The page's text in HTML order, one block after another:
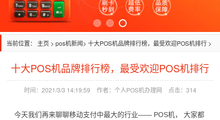
当前位置： 主页 > pos机新闻> 十大POS机品牌排行榜，最受欢迎POS机排行 >
十大POS机品牌排行榜，最受欢迎POS机排行
时间：2021/3/3 14:19:59 作者：个人POS机办理网 点击： 314
今天我们再来聊聊移动支付中最大的行业—— POS机， 大家都